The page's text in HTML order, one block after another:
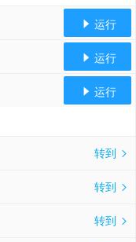
 运行
 运行
 运行
转到 
转到 
转到 